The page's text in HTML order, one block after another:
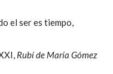
el ser es tiempo,
Rubí de María Gómez